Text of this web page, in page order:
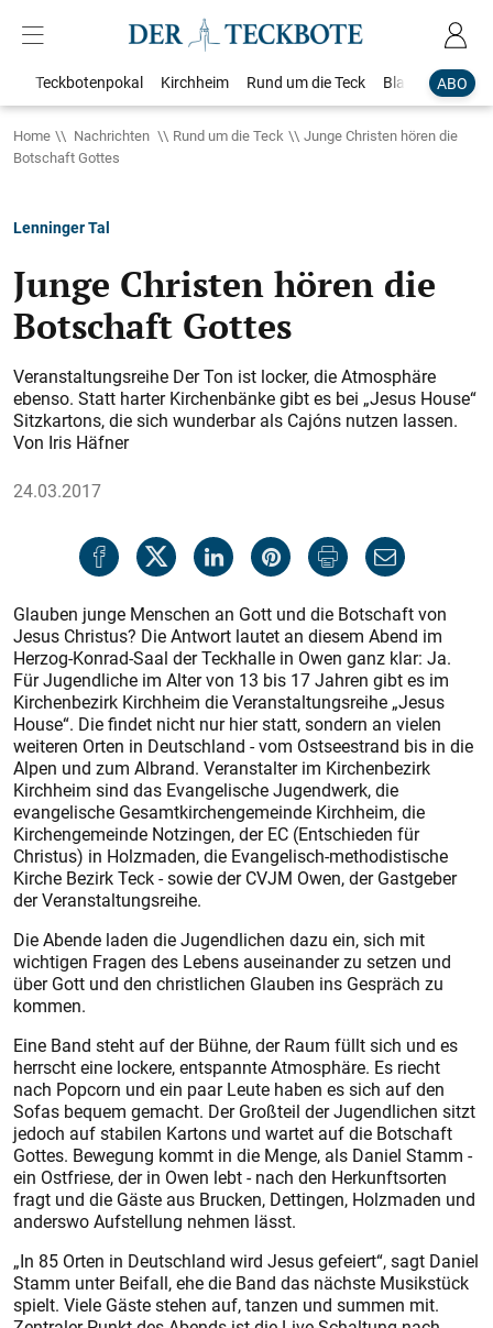
ABO
Teckbotenpokal Kirchheim Rund um die Teck Blaulicht
Home Nachrichten Rund um die Teck
Junge Christen hören die
Botschaft Gottes
Lenninger Tal
Junge Christen hören die
Botschaft Gottes
Veranstaltungsreihe Der Ton ist locker, die Atmosphäre
ebenso. Statt harter Kirchenbänke gibt es bei „Jesus House“
Sitzkartons, die sich wunderbar als Cajóns nutzen lassen.
Von Iris Häfner
24.03.2017
Glauben junge Menschen an Gott und die Botschaft von
Jesus Christus? Die Antwort lautet an diesem Abend im
Herzog-Konrad-Saal der Teckhalle in Owen ganz klar: Ja.
Für Jugendliche im Alter von 13 bis 17 Jahren gibt es im
Kirchenbezirk Kirchheim die Veranstaltungsreihe „Jesus
House“. Die findet nicht nur hier statt, sondern an vielen
weiteren Orten in Deutschland - vom Ostseestrand bis in die
Alpen und zum Albrand. Veranstalter im Kirchenbezirk
Kirchheim sind das Evangelische Jugendwerk, die
evangelische Gesamtkirchengemeinde Kirchheim, die
Kirchengemeinde Notzingen, der EC (Entschieden für
Christus) in Holzmaden, die Evangelisch-methodistische
Kirche Bezirk Teck - sowie der CVJM Owen, der Gastgeber
der Veranstaltungsreihe.
Die Abende laden die Jugendlichen dazu ein, sich mit
wichtigen Fragen des Lebens auseinander zu setzen und
über Gott und den christlichen Glauben ins Gespräch zu
kommen.
Eine Band steht auf der Bühne, der Raum füllt sich und es
herrscht eine lockere, entspannte Atmosphäre. Es riecht
nach Popcorn und ein paar Leute haben es sich auf den
Sofas bequem gemacht. Der Großteil der Jugendlichen sitzt
jedoch auf stabilen Kartons und wartet auf die Botschaft
Gottes. Bewegung kommt in die Menge, als Daniel Stamm -
ein Ostfriese, der in Owen lebt - nach den Herkunftsorten
fragt und die Gäste aus Brucken, Dettingen, Holzmaden und
anderswo Aufstellung nehmen lässt.
„In 85 Orten in Deutschland wird Jesus gefeiert“, sagt Daniel
Stamm unter Beifall, ehe die Band das nächste Musikstück
spielt. Viele Gäste stehen auf, tanzen und summen mit.